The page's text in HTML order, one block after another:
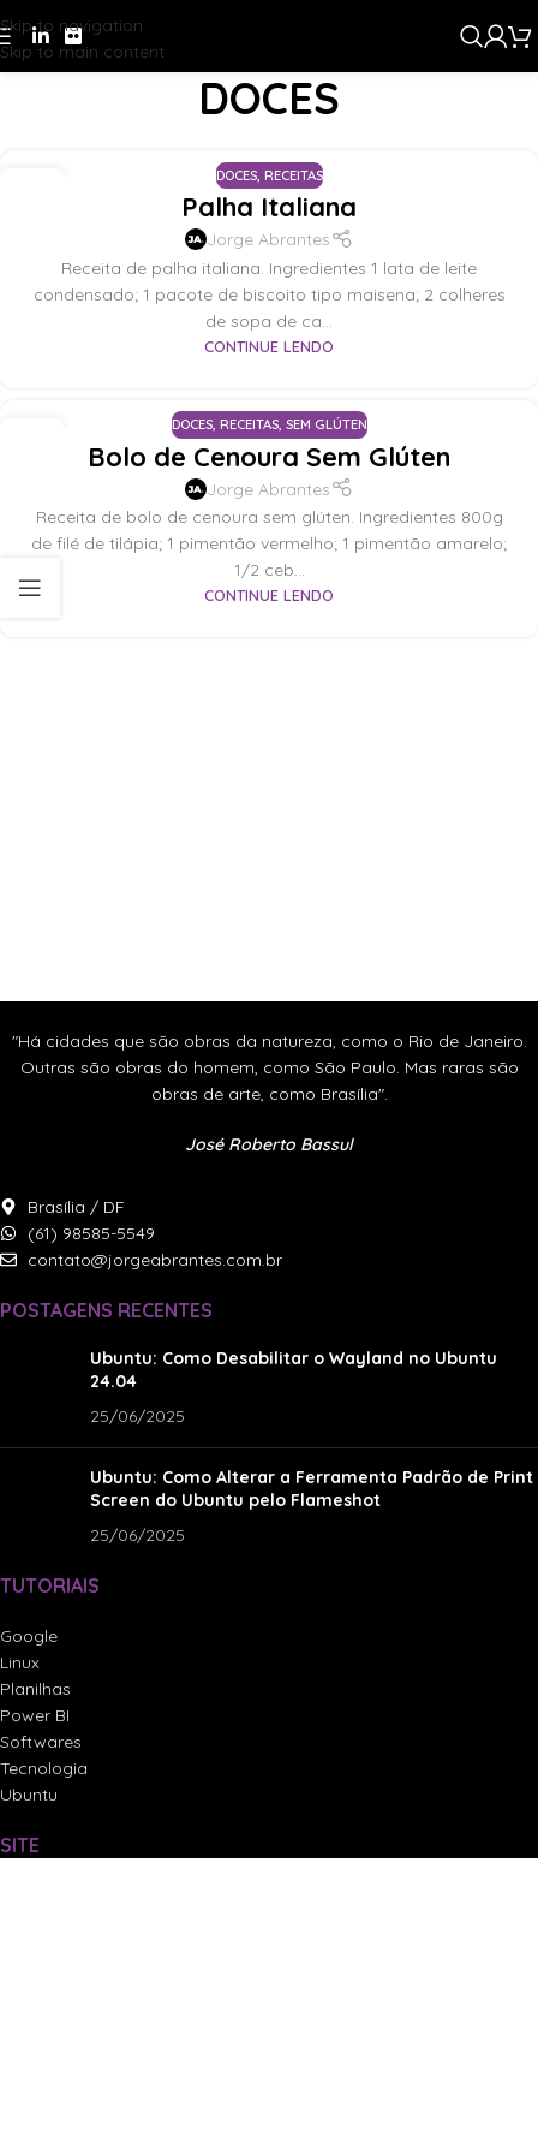
Skip to navigation
Skip to main content
DOCES
DOCES, RECEITAS
Palha Italiana
Jorge Abrantes
Receita de palha italiana. Ingredientes 1 lata de leite
condensado; 1 pacote de biscoito tipo maisena; 2 colheres
de sopa de ca...
CONTINUE LENDO
DOCES, RECEITAS, SEM GLÚTEN
Bolo de Cenoura Sem Glúten
Jorge Abrantes
Receita de bolo de cenoura sem glúten. Ingredientes 800g
de filé de tilápia; 1 pimentão vermelho; 1 pimentão amarelo;
1/2 ceb...
CONTINUE LENDO
"Há cidades que são obras da natureza, como o Rio de Janeiro.
Outras são obras do homem, como São Paulo. Mas raras são
obras de arte, como Brasília".
José Roberto Bassul
Brasília / DF
(61) 98585-5549
contato@jorgeabrantes.com.br
POSTAGENS RECENTES
Ubuntu: Como Desabilitar o Wayland no Ubuntu
24.04
25/06/2025
Ubuntu: Como Alterar a Ferramenta Padrão de Print
Screen do Ubuntu pelo Flameshot
25/06/2025
TUTORIAIS
Google
Linux
Planilhas
Power BI
Softwares
Tecnologia
Ubuntu
SITE